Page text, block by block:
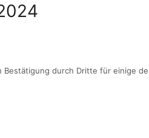
Bestätigung durch Dritte für einige